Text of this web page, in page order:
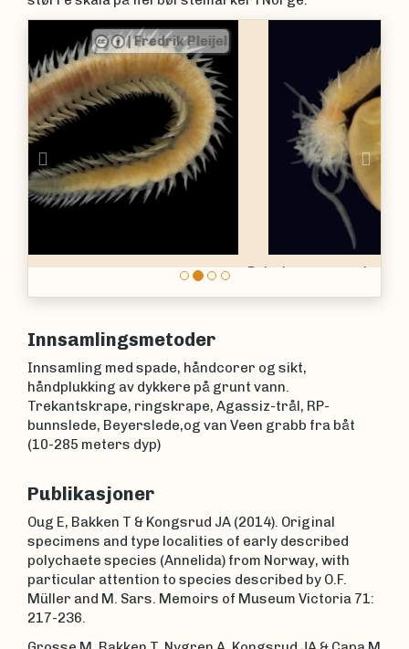
Polycirrus norvegicus
Previous
Innsamlingsmetoder
Innsamling med spade, håndcorer og sikt,
håndplukking av dykkere på grunt vann.
Trekantskrape, ringskrape, Agassiz-trål, RP-
bunnslede, Beyerslede,og van Veen grabb fra båt
(10-285 meters dyp)
Publikasjoner
Oug E, Bakken T & Kongsrud JA (2014). Original
specimens and type localities of early described
polychaete species (Annelida) from Norway, with
particular attention to species described by O.F.
Müller and M. Sars. Memoirs of Museum Victoria 71:
217-236.